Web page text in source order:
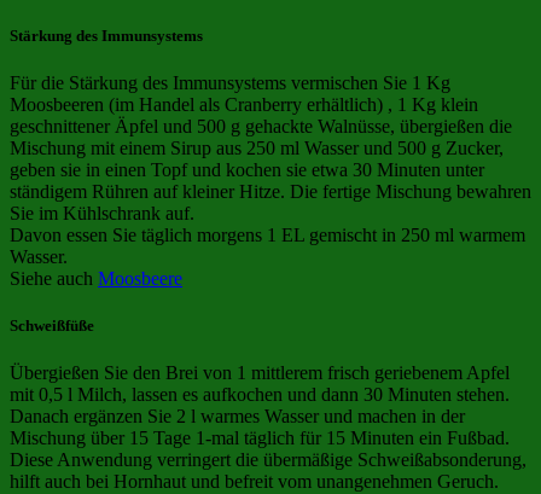
Stärkung des Immunsystems
Für die Stärkung des Immunsystems vermischen Sie 1 Kg
Moosbeeren (im Handel als Cranberry erhältlich) , 1 Kg klein
geschnittener Äpfel und 500 g gehackte Walnüsse, übergießen die
Mischung mit einem Sirup aus 250 ml Wasser und 500 g Zucker,
geben sie in einen Topf und kochen sie etwa 30 Minuten unter
ständigem Rühren auf kleiner Hitze. Die fertige Mischung bewahren
Sie im Kühlschrank auf.
Davon essen Sie täglich morgens 1 EL gemischt in 250 ml warmem
Wasser.
Siehe auch Moosbeere
Schweißfüße
Übergießen Sie den Brei von 1 mittlerem frisch geriebenem Apfel
mit 0,5 l Milch, lassen es aufkochen und dann 30 Minuten stehen.
Danach ergänzen Sie 2 l warmes Wasser und machen in der
Mischung über 15 Tage 1-mal täglich für 15 Minuten ein Fußbad.
Diese Anwendung verringert die übermäßige Schweißabsonderung,
hilft auch bei Hornhaut und befreit vom unangenehmen Geruch.